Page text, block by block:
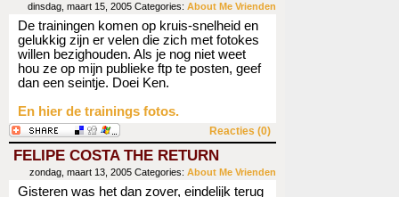
dinsdag, maart 15, 2005 Categories: About Me Vrienden
De trainingen komen op kruis-snelheid en
gelukkig zijn er velen die zich met fotokes
willen bezighouden. Als je nog niet weet
hou ze op mijn publieke ftp te posten, geef
dan een seintje. Doei Ken.
En hier de trainings fotos.
Reacties (0)
FELIPE COSTA THE RETURN
zondag, maart 13, 2005 Categories: About Me Vrienden
Gisteren was het dan zover, eindelijk terug